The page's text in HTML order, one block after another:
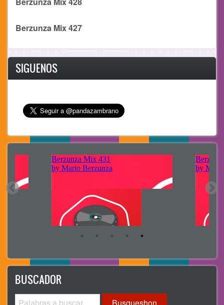
Berzunza Mix 427
SIGUENOS
BUSCADOR
Busqueshon